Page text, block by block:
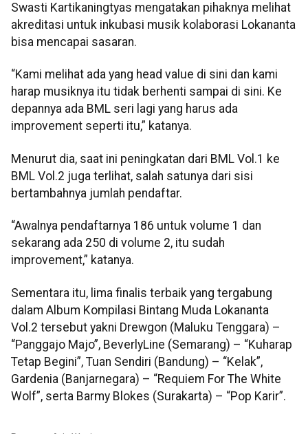
Swasti Kartikaningtyas mengatakan pihaknya melihat
akreditasi untuk inkubasi musik kolaborasi Lokananta
bisa mencapai sasaran.
“Kami melihat ada yang head value di sini dan kami
harap musiknya itu tidak berhenti sampai di sini. Ke
depannya ada BML seri lagi yang harus ada
improvement seperti itu,” katanya.
Menurut dia, saat ini peningkatan dari BML Vol.1 ke
BML Vol.2 juga terlihat, salah satunya dari sisi
bertambahnya jumlah pendaftar.
“Awalnya pendaftarnya 186 untuk volume 1 dan
sekarang ada 250 di volume 2, itu sudah
improvement,” katanya.
Sementara itu, lima finalis terbaik yang tergabung
dalam Album Kompilasi Bintang Muda Lokananta
Vol.2 tersebut yakni Drewgon (Maluku Tenggara) –
“Panggajo Majo”, BeverlyLine (Semarang) – “Kuharap
Tetap Begini”, Tuan Sendiri (Bandung) – “Kelak”,
Gardenia (Banjarnegara) – “Requiem For The White
Wolf”, serta Barmy Blokes (Surakarta) – “Pop Karir”.